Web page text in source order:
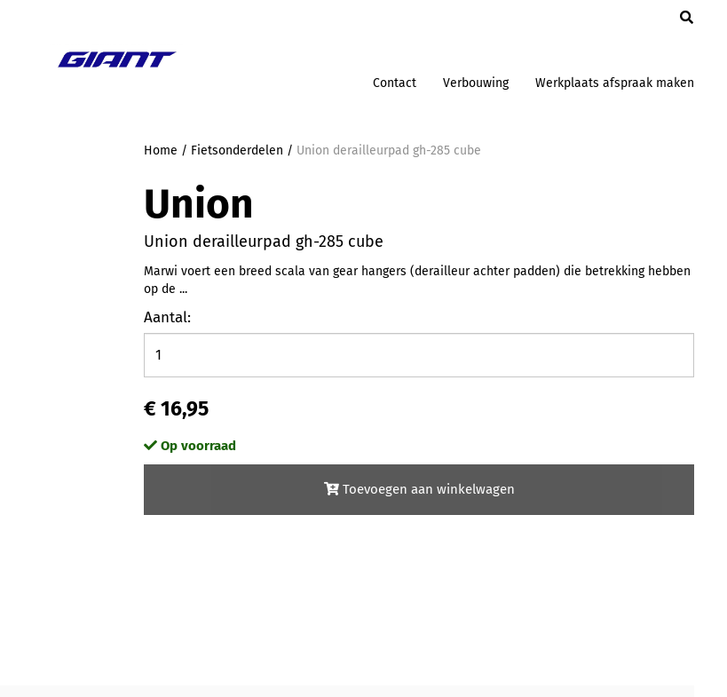
Contact Verbouwing Werkplaats afspraak maken
Home / Fietsonderdelen / Union derailleurpad gh-285 cube
Union
Union derailleurpad gh-285 cube
Marwi voert een breed scala van gear hangers (derailleur achter padden) die betrekking hebben
op de ...
Aantal:
€ 16,95
Op voorraad
Toevoegen aan winkelwagen